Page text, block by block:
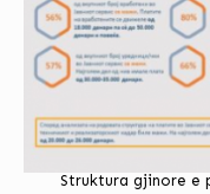
Struktura gjinore e